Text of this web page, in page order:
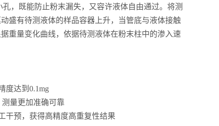
，既能防止粉末漏失，又容许液体自由通过。将测
盛有待测液体的样品容器上升，当管底与液体接触
重量变化曲线，依据待测液体在粉末柱中的渗入速
度达到0.1mg
量更加准确可靠
预，获得高精度高重复性结果